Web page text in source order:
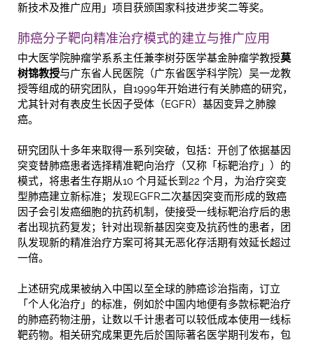
新技术及推广应用」项目获颁国家科技进步奖二等奖。
肺癌分子靶向精准治疗模式的建立与推广应用
中大医学院肿瘤学系系主任兼李树芬医学基金肿瘤学教授莫
树锦教授与广东省人民医院（广东省医学科学院）吴一龙教
授等组成的研究团队，自1999年开始进行有关肺癌的研究，
尤其针对有表皮生长因子受体（EGFR）基因变异之肺腺
癌。
研究团队十多年来取得一系列突破，包括：开创了依据基因
突变替肺癌患者选择精准靶向治疗（又称「标靶治疗」）的
模式，将患者生存期从10 个月延长到22 个月，为治疗突变
型肺癌建立新标准；发现EGFR二次基因突变而形成的致癌
因子会引发癌细胞的抗药机制，使接受一线标靶治疗后的患
者出现抗药复发；针对出现新基因突变及抗药性的患者，团
队发现新的精准治疗方案可将其无恶化存活期有效延长超过
一倍。
上述研究成果被纳入中国以至全球的肺癌诊治指南，订立
「个人化治疗」的标准，例如於中国内地便有多款标靶治疗
的肺癌药物注册，让数以千计患者可以较低成本使用一线标
靶药物。相关研究成果更先后於国际著名医学期刊发布，包